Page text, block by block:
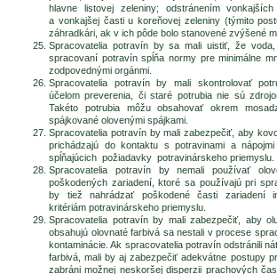
hlavne listovej zeleniny; odstránením
a vonkajšej časti u koreňovej zeleniny (týmito
záhradkári, ak v ich pôde bolo stanovené zvýšené
Spracovatelia potravín by sa mali uistiť, že
spracovaní potravín spĺňa normy pre minimálne
zodpovednými orgánmi.
Spracovatelia potravín by mali skontrolovať
účelom preverenia, či staré potrubia nie sú
Takéto potrubia môžu obsahovať okrem
spájkované olovenými spájkami.
Spracovatelia potravín by mali zabezpečiť, aby
prichádzajú do kontaktu s potravinami a
spĺňajúcich požiadavky potravinárskeho priemyslu.
Spracovatelia potravín by nemali používať
poškodených zariadení, ktoré sa používajú pri
by tiež nahrádzať poškodené časti zariadení
kritériám potravinárskeho priemyslu.
Spracovatelia potravín by mali zabezpečiť, aby
obsahujú olovnaté farbivá sa nestali v procese
kontaminácie. Ak spracovatelia potravín odstránili
farbivá, mali by aj zabezpečiť adekvátne postupy
zabráni možnej neskoršej disperzii prachových